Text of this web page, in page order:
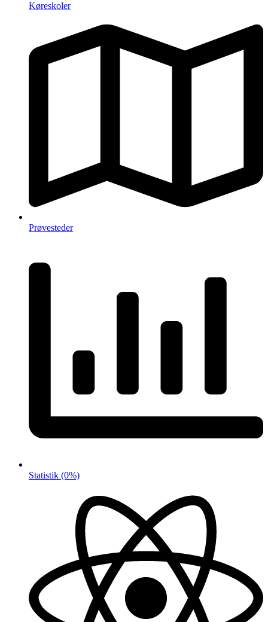
Køreskoler
Prøvesteder
Statistik (0%)